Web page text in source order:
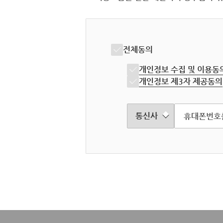
전체동의
개인정보 수집 및 이용동
개인정보 제3자 제공동의